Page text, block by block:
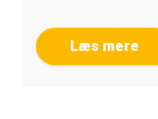
Læs mere